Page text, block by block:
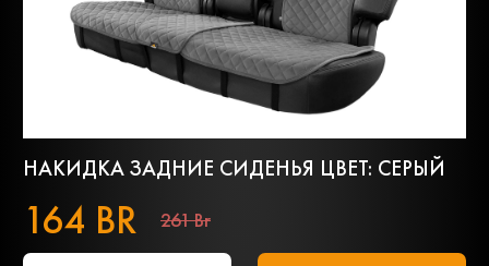
НАКИДКА ЗАДНИЕ СИДЕНЬЯ ЦВЕТ: СЕРЫЙ
164 BR 261 Br